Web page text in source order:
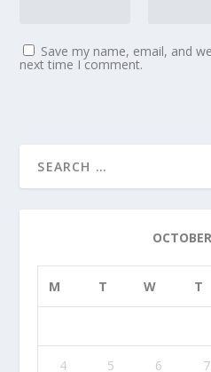
Save my name, email, and
next time I comment.
M T W T
4 5 6 7